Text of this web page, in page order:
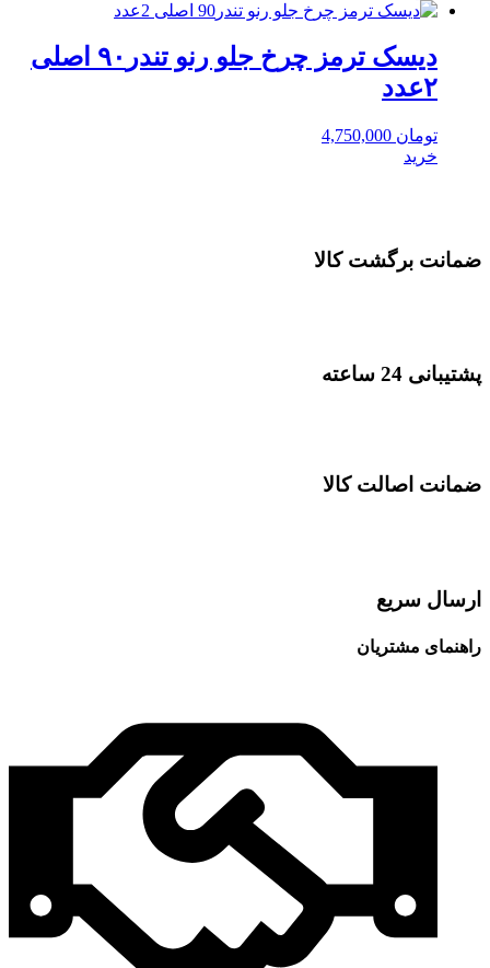
دیسک ترمز چرخ جلو رنو تندر۹۰ اصلی
۲عدد
تومان
خرید
ضمانت برگشت کالا
پشتیبانی 24 ساعته
ضمانت اصالت کالا
ارسال سریع
راهنمای مشتریان